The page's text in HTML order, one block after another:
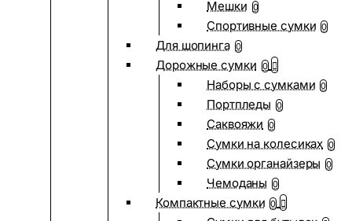
Мешки 0
Спортивные сумки 0
Для шопинга 0
Дорожные сумки 0
Наборы с сумками 0
Портпледы 0
Саквояжи 0
Сумки на колесиках 0
Сумки органайзеры 0
Чемоданы 0
Компактные сумки 0